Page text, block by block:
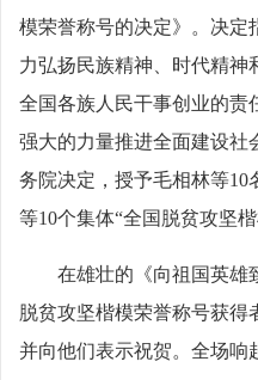
模荣誉称号的决定》。决定
力弘扬民族精神、时代精神
全国各族人民干事创业的责
强大的力量推进全面建设社
务院决定，授予毛相林等10
等10个集体“全国脱贫攻坚楷
在雄壮的《向祖国英雄
脱贫攻坚楷模荣誉称号获得
并向他们表示祝贺。全场响